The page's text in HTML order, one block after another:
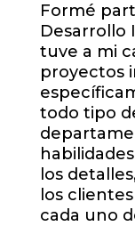
Formé
Desarrollo
tuve a mi
proyectos
todo tipo
los
los
cada uno